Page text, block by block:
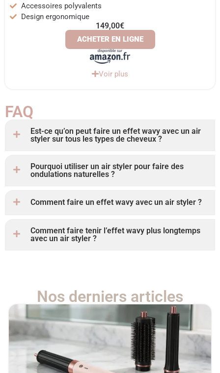
Accessoires polyvalents
Design ergonomique
149,00€
ACHETER EN LIGNE
Voir plus
FAQ
Est-ce qu’on peut faire un effet wavy avec un air
styler sur tous les types de cheveux ?
Pourquoi utiliser un air styler pour faire des
ondulations naturelles ?
Comment faire un effet wavy avec un air styler ?
Comment faire tenir l’effet wavy plus longtemps
avec un air styler ?
Nos derniers articles